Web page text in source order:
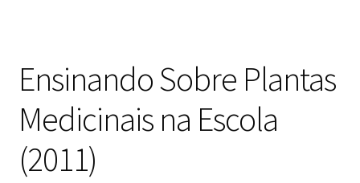
Ensinando Sobre Plantas
Medicinais na Escola
(2011)